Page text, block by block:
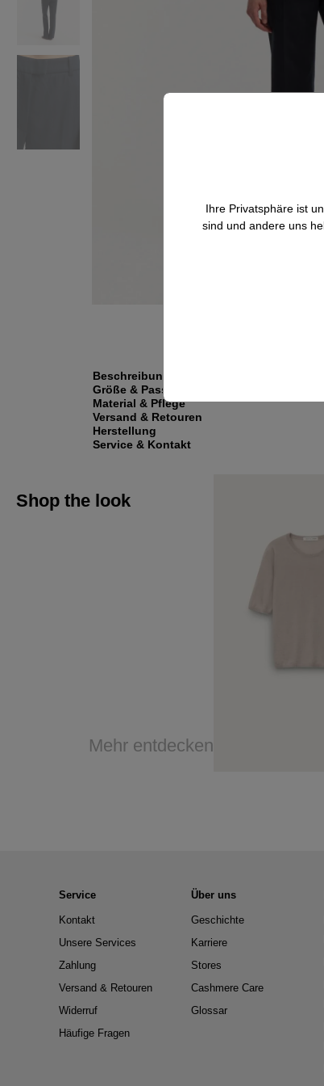
Beschreibung
Größe & Passform
Material & Pflege
Versand & Retouren
Herstellung
Service & Kontakt
Shop the look
Mehr entdecken
Service
Kontakt
Unsere Services
Zahlung
Versand & Retouren
Widerruf
Häufige Fragen
Über uns
Geschichte
Karriere
Stores
Cashmere Care
Glossar
Ihre Privatsphäre ist
sind und andere uns